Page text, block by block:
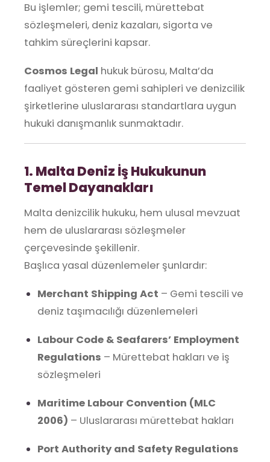
Bu işlemler; gemi tescili, mürettebat
sözleşmeleri, deniz kazaları, sigorta ve
tahkim süreçlerini kapsar.
Cosmos Legal hukuk bürosu, Malta’da
faaliyet gösteren gemi sahipleri ve denizcilik
şirketlerine uluslararası standartlara uygun
hukuki danışmanlık sunmaktadır.
1. Malta Deniz İş Hukukunun
Temel Dayanakları
Malta denizcilik hukuku, hem ulusal mevzuat
hem de uluslararası sözleşmeler
çerçevesinde şekillenir.
Başlıca yasal düzenlemeler şunlardır:
Merchant Shipping Act – Gemi tescili ve
deniz taşımacılığı düzenlemeleri
Labour Code & Seafarers’ Employment
Regulations – Mürettebat hakları ve iş
sözleşmeleri
Maritime Labour Convention (MLC
2006) – Uluslararası mürettebat hakları
Port Authority and Safety Regulations